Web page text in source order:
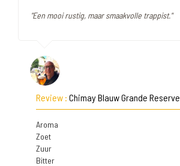
"Een mooi rustig, maar smaakvolle trappist."
Review : Chimay Blauw Grande Reserve
Aroma
Zoet
Zuur
Bitter